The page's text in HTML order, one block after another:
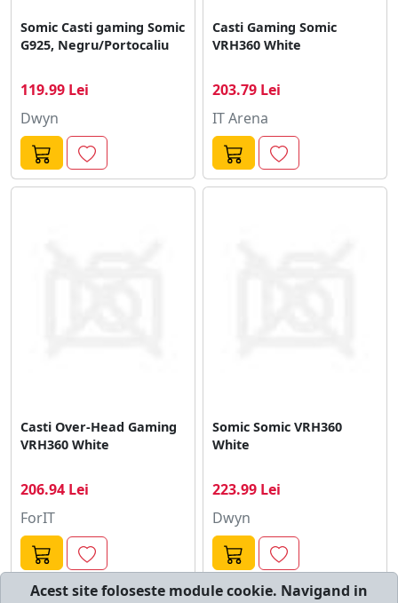
Somic Casti gaming Somic
G925, Negru/Portocaliu
119.99 Lei
Dwyn
Casti Gaming Somic
VRH360 White
203.79 Lei
IT Arena
Casti Over-Head Gaming
VRH360 White
206.94 Lei
ForIT
Somic Somic VRH360
White
223.99 Lei
Dwyn
Acest site foloseste module cookie. Navigand in